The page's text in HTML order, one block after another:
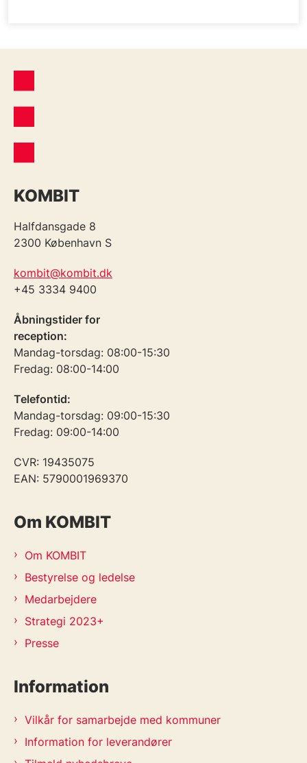
KOMBIT
Halfdansgade 8
2300 København S
kombit@kombit.dk
+45 3334 9400
Åbningstider for
reception:
Mandag-torsdag: 08:00-15:30
Fredag: 08:00-14:00
Telefontid:
Mandag-torsdag: 09:00-15:30
Fredag: 09:00-14:00
CVR: 19435075
EAN: 5790001969370
Om KOMBIT
Om KOMBIT
Bestyrelse og ledelse
Medarbejdere
Strategi 2023+
Presse
Information
Vilkår for samarbejde med kommuner
Information for leverandører